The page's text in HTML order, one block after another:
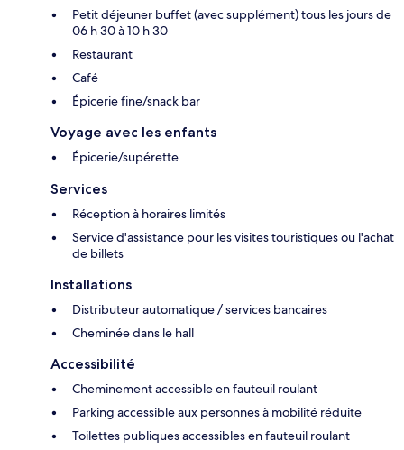
Petit déjeuner buffet (avec supplément) tous les jours de
06 h 30 à 10 h 30
Restaurant
Café
Épicerie fine/snack bar
Voyage avec les enfants
Épicerie/supérette
Services
Réception à horaires limités
Service d'assistance pour les visites touristiques ou l'achat
de billets
Installations
Distributeur automatique / services bancaires
Cheminée dans le hall
Accessibilité
Cheminement accessible en fauteuil roulant
Parking accessible aux personnes à mobilité réduite
Toilettes publiques accessibles en fauteuil roulant